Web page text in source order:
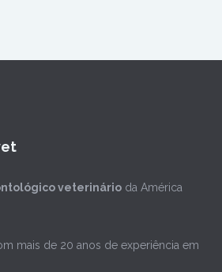
veterinário da América
mais de 20 anos de experiência em